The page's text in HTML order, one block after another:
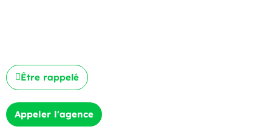
Être rappelé
Appeler l'agence